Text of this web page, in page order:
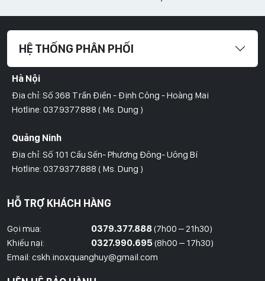
HỆ THỐNG PHÂN PHỐI
Hà Nội
Địa chỉ: Số 368 Trần Điền - Định Công - Hoàng Mai
Hotline: 037.9377.888 ( Ms. Dung )
Quảng Ninh
Địa chỉ: Số 101 Cầu Sến- Phương Đông- Uông Bí
Hotline: 037.9377.888 ( Ms. Dung )
Hồ Chí Minh
Hotline: 09786.01.388 ( Mr. Huy )
Thái Bình
Đối diện ủy ban nhân dân xã Vũ Hoà - Kiến Xương - Thái Bình
HỖ TRỢ KHÁCH HÀNG
Gọi mua: 0379.377.888(7h00 – 21h30)
Khiếu nại:
0327.990.695(8h00 – 17h30)
Email: cskh.inoxquanghuy@gmail.com